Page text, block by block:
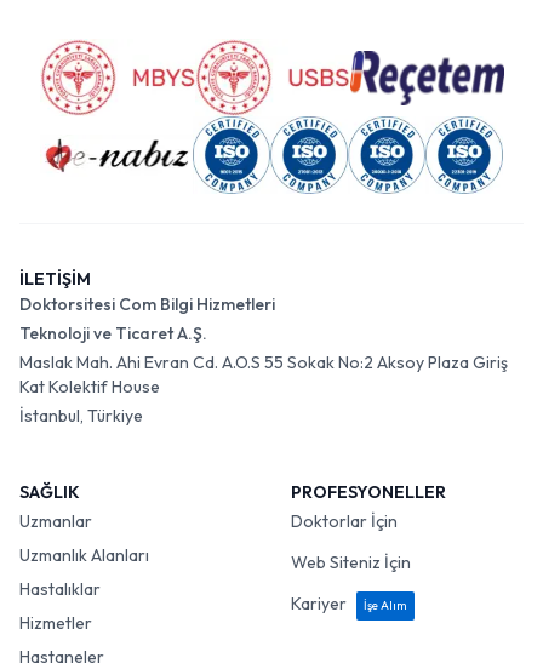
İLETİŞİM
Doktorsitesi Com Bilgi Hizmetleri
Teknoloji ve Ticaret A.Ş.
Maslak Mah. Ahi Evran Cd. A.O.S 55 Sokak No:2 Aksoy Plaza Giriş
Kat Kolektif House
İstanbul, Türkiye
SAĞLIK
Uzmanlar
Uzmanlık Alanları
Hastalıklar
Hizmetler
Hastaneler
PROFESYONELLER
Doktorlar İçin
Web Siteniz İçin
Kariyer
İşe Alım